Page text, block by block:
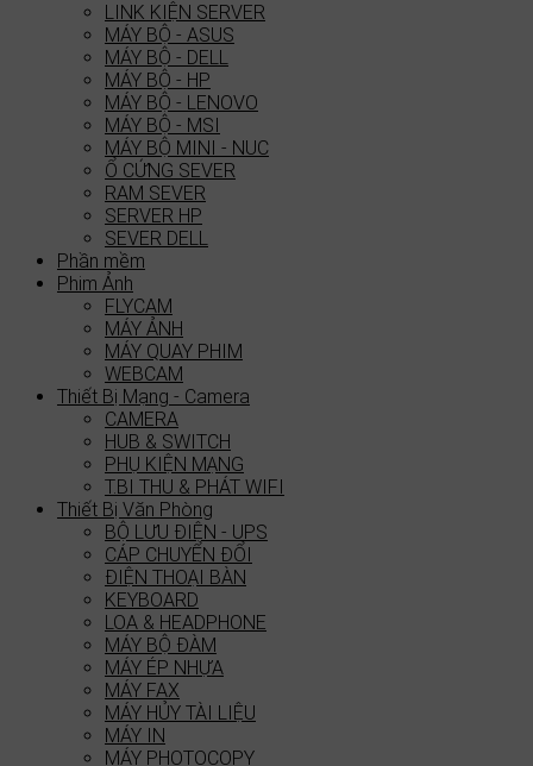
LINK KIỆN SERVER
MÁY BỘ - ASUS
MÁY BỘ - DELL
MÁY BỘ - HP
MÁY BỘ - LENOVO
MÁY BỘ - MSI
MÁY BỘ MINI - NUC
Ổ CỨNG SEVER
RAM SEVER
SERVER HP
SEVER DELL
Phần mềm
Phim Ảnh
FLYCAM
MÁY ẢNH
MÁY QUAY PHIM
WEBCAM
Thiết Bị Mạng - Camera
CAMERA
HUB & SWITCH
PHỤ KIỆN MẠNG
T.BI THU & PHÁT WIFI
Thiết Bị Văn Phòng
BỘ LƯU ĐIỆN - UPS
CÁP CHUYỂN ĐỔI
ĐIỆN THOẠI BÀN
KEYBOARD
LOA & HEADPHONE
MÁY BỘ ĐÀM
MÁY ÉP NHỰA
MÁY FAX
MÁY HỦY TÀI LIỆU
MÁY IN
MÁY PHOTOCOPY